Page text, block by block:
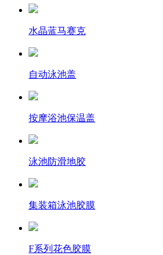
水晶蓝马赛克
自动泳池盖
按摩浴池保温盖
泳池防滑地胶
集装箱泳池胶膜
F系列花色胶膜